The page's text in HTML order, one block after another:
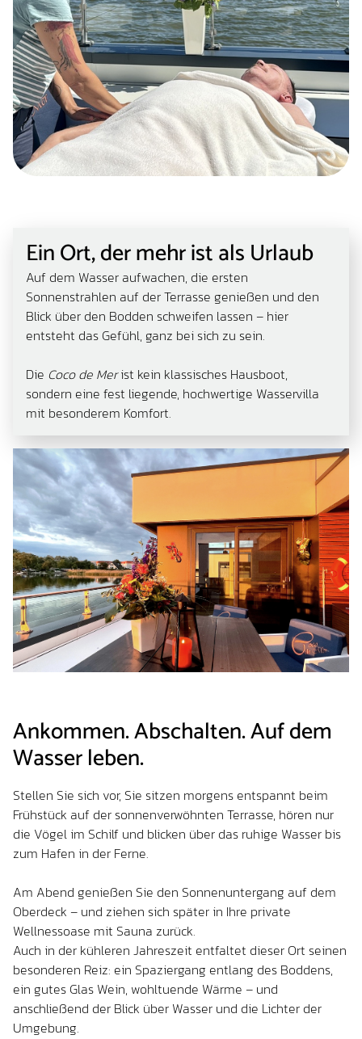
Ein Ort, der mehr ist als Urlaub
Auf dem Wasser aufwachen, die ersten
Sonnenstrahlen auf der Terrasse genießen und den
Blick über den Bodden schweifen lassen – hier
entsteht das Gefühl, ganz bei sich zu sein.
Die Coco de Merist kein klassisches Hausboot,
sondern eine fest liegende, hochwertige Wasservilla
mit besonderem Komfort.
Ankommen. Abschalten. Auf dem
Wasser leben.
Stellen Sie sich vor, Sie sitzen morgens entspannt beim
Frühstück auf der sonnenverwöhnten Terrasse, hören nur
die Vögel im Schilf und blicken über das ruhige Wasser bis
zum Hafen in der Ferne.
Am Abend genießen Sie den Sonnenuntergang auf dem
Oberdeck – und ziehen sich später in Ihre private
Wellnessoase mit Sauna zurück.
Auch in der kühleren Jahreszeit entfaltet dieser Ort seinen
besonderen Reiz: ein Spaziergang entlang des Boddens,
ein gutes Glas Wein, wohltuende Wärme – und
anschließend der Blick über Wasser und die Lichter der
Umgebung.